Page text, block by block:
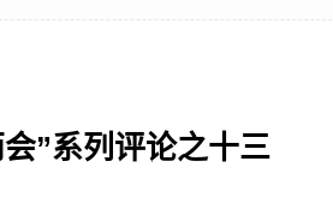
”系列评论之十三